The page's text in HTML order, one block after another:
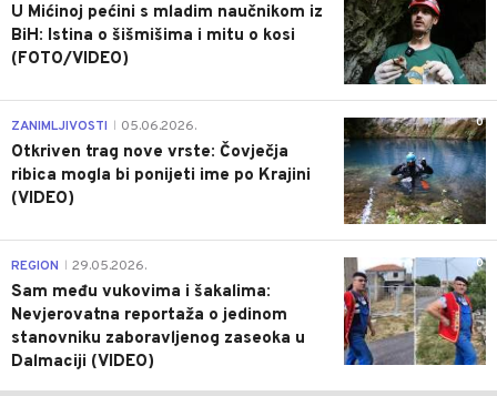
U Mićinoj pećini s mladim naučnikom iz
BiH: Istina o šišmišima i mitu o kosi
(FOTO/VIDEO)
0
ZANIMLJIVOSTI 05.06.2026.
Otkriven trag nove vrste: Čovječja
ribica mogla bi ponijeti ime po Krajini
(VIDEO)
0
REGION 29.05.2026.
Sam među vukovima i šakalima:
Nevjerovatna reportaža o jedinom
stanovniku zaboravljenog zaseoka u
Dalmaciji (VIDEO)